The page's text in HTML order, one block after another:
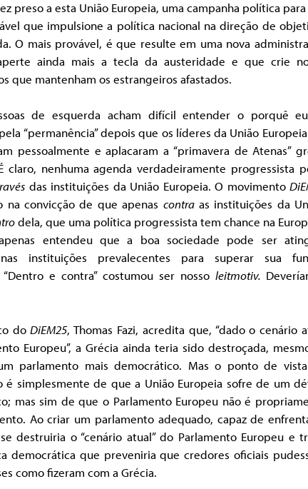
preso a esta União Europeia, uma campanha política
que impulsione a política nacional na direção de
O mais provável, é que resulte em uma nova
ainda mais a tecla da austeridade e que crie
que mantenham os estrangeiros afastados.
de esquerda acham difícil entender o porquê
“permanência” depois que os líderes da União
pessoalmente e aplacaram a “primavera de Atenas”
claro, nenhuma agenda verdadeiramente progressista
das instituições da União Europeia. O movimento
na convicção de que apenas contraas instituições da
dela, que uma política progressista tem chance na
entendeu que a boa sociedade pode ser
instituições prevalecentes para superar sua
“Dentro e contra” costumou ser nosso leitmotiv.
doDiEM25, Thomas Fazi, acredita que, “dado o cenário
Europeu”, a Grécia ainda teria sido destroçada,
parlamento mais democrático. Mas o ponto de
é simplesmente de que a União Europeia sofre de um
mas sim de que o Parlamento Europeu não é
Ao criar um parlamento adequado, capaz de
destruiria o “cenário atual” do Parlamento Europeu e
democrática que preveniria que credores oficiais
como fizeram com a Grécia.